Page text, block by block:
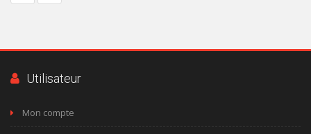
Utilisateur
Mon compte